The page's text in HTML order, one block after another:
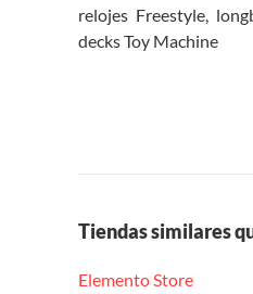
relojes Freestyle,
decks Toy Machine
Tiendas similares
Elemento Store